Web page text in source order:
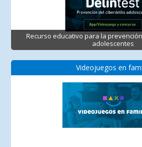
Recurso educativo para la
adolescentes
Videojuegos en